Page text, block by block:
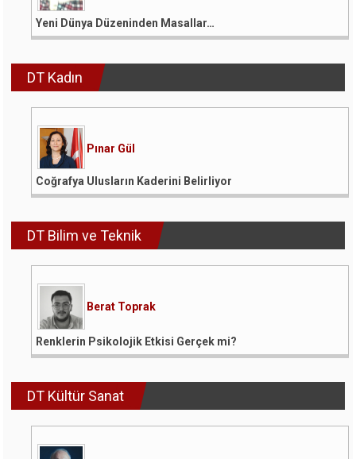
Yeni Dünya Düzeninden Masallar…
DT Kadın
Pınar Gül
Coğrafya Ulusların Kaderini Belirliyor
DT Bilim ve Teknik
Berat Toprak
Renklerin Psikolojik Etkisi Gerçek mi?
DT Kültür Sanat